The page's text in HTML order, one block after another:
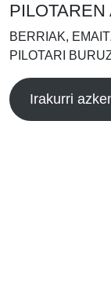
BERRIAK,
PILOTARI
Irakurri